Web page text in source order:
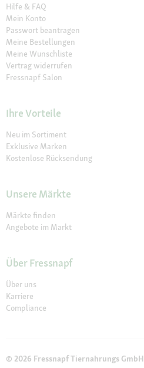
Hilfe & FAQ
Mein Konto
Passwort beantragen
Meine Bestellungen
Meine Wunschliste
Vertrag widerrufen
Fressnapf Salon
Ihre Vorteile
Neu im Sortiment
Exklusive Marken
Kostenlose Rücksendung
Unsere Märkte
Märkte finden
Angebote im Markt
Über Fressnapf
Über uns
Karriere
Compliance
© 2026 Fressnapf Tiernahrungs GmbH